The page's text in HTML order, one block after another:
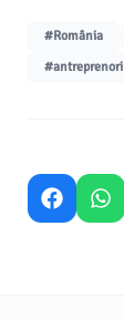
#România
#antreprenori